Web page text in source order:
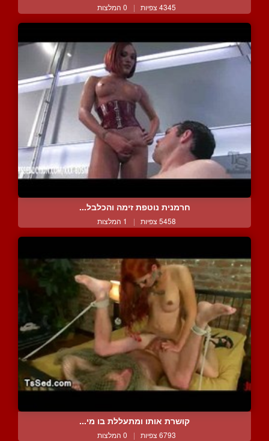
4345 צפיות | 0 המלצות
חרמנית נוטפת זימה והכלבל...
5458 צפיות | 1 המלצות
קושרת אותו ומתעללת בו מי...
6793 צפיות | 0 המלצות